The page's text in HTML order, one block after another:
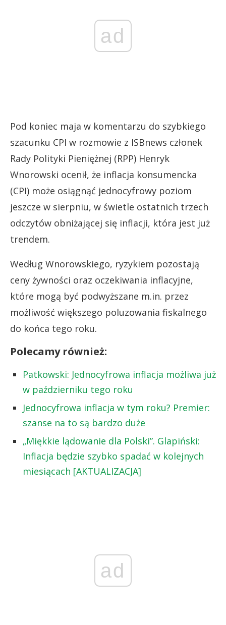
ad
Pod koniec maja w komentarzu do szybkiego
szacunku CPI w rozmowie z ISBnews członek
Rady Polityki Pieniężnej (RPP) Henryk
Wnorowski ocenił, że inflacja konsumencka
(CPI) może osiągnąć jednocyfrowy poziom
jeszcze w sierpniu, w świetle ostatnich trzech
odczytów obniżającej się inflacji, która jest już
trendem.
Według Wnorowskiego, ryzykiem pozostają
ceny żywności oraz oczekiwania inflacyjne,
które mogą być podwyższane m.in. przez
możliwość większego poluzowania fiskalnego
do końca tego roku.
Polecamy również:
Patkowski: Jednocyfrowa inflacja możliwa już
w październiku tego roku
Jednocyfrowa inflacja w tym roku? Premier:
szanse na to są bardzo duże
„Miękkie lądowanie dla Polski”. Glapiński:
Inflacja będzie szybko spadać w kolejnych
miesiącach [AKTUALIZACJA]
ad